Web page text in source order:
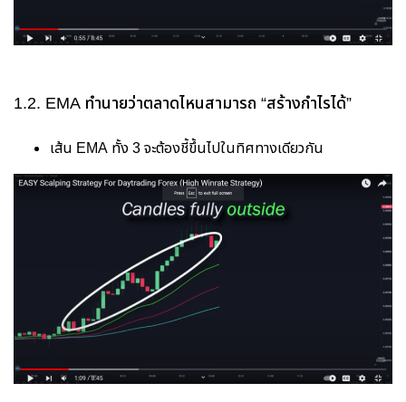
1.2. EMA ทำนายว่าตลาดไหนสามารถ “สร้างกำไรได้”
เส้น EMA ทั้ง 3 จะต้องชี้ขึ้นไปในทิศทางเดียวกัน